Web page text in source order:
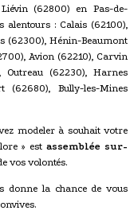
(62800) en Pas-de-
alentours : Calais (62100),
(62300), Hénin-Beaumont
Avion (62210), Carvin
Outreau (62230), Harnes
(62680), Bully-les-Mines
modeler à souhait votre
» est assemblée sur-
vos volontés.
donne la chance de vous